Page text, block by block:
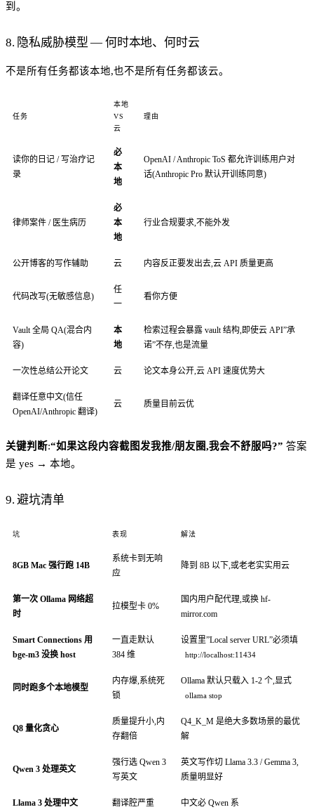
到。
8. 隐私威胁模型 — 何时本地、何时云
不是所有任务都该本地,也不是所有任务都该云。
任务
本地
VS
云
理由
读你的日记 / 写治疗记
录
必
本
地
OpenAI / Anthropic ToS 都允许训练用户对
话(Anthropic Pro 默认开训练同意)
律师案件 / 医生病历
必
本
地
行业合规要求,不能外发
公开博客的写作辅助 云 内容反正要发出去,云 API 质量更高
代码改写(无敏感信息)
任
一
看你方便
Vault 全局 QA(混合内
容)
本
地
检索过程会暴露 vault 结构,即使云 API”承
诺”不存,也是流量
一次性总结公开论文 云 论文本身公开,云 API 速度优势大
翻译任意中文(信任
OpenAI/Anthropic 翻译)
云 质量目前云优
关键判断:“如果这段内容截图发我推/朋友圈,我会不舒服吗?” 答案
是 yes → 本地。
9. 避坑清单
坑 表现 解法
8GB Mac 强行跑 14B
系统卡到无响
应
降到 8B 以下,或老老实实用云
第一次 Ollama 网络超
时
拉模型卡 0%
国内用户配代理,或换 hf-
mirror.com
Smart Connections 用
bge-m3 没换 host
一直走默认
384 维
设置里”Local server URL”必须填
http://localhost:11434
同时跑多个本地模型
内存爆,系统死
锁
Ollama 默认只载入 1-2 个,显式
ollama stop
Q8 量化贪心
质量提升小,内
存翻倍
Q4_K_M 是绝大多数场景的最优
解
Qwen 3 处理英文
强行选 Qwen 3
写英文
英文写作切 Llama 3.3 / Gemma 3,
质量明显好
Llama 3 处理中文 翻译腔严重 中文必 Qwen 系